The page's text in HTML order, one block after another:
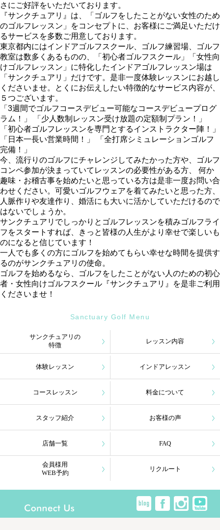
さにご好評をいただいております。
『サンクチュアリ』は、「ゴルフをしたことがない女性のため
のゴルフレッスン」をコンセプトに、お客様にご満足いただけ
るサービスを多数ご用意しております。
東京都内にはインドアゴルフスクール、ゴルフ練習場、ゴルフ
教室は数多くあるものの、「初心者ゴルフスクール」「女性向
けゴルフレッスン」に特化したインドアゴルフレッスン場は
「サンクチュアリ」だけです。是非一度体験レッスンにお越し
くださいませ。とくにお伝えしたい特徴的なサービス内容が、
５つございます。
「3週間でゴルフコースデビュー可能なコースデビュープログ
ラム！」 「少人数制レッスン受け放題の定額制プラン！」
「初心者ゴルフレッスンを専門とするインストラクター陣！」
「日本一長い営業時間！」 「全打席シミュレーションゴルフ
完備！」
今、流行りのゴルフにチャレンジしてみたかった方や、ゴルフ
コンペ参加が決まっていてレッスンの必要性がある方、 何か
趣味・お稽古事を始めたいと思っている方は是非一度お問い合
わせください。可愛いゴルフウェアを着てみたいと思った方、
人脈作りや友達作り、婚活にも大いに活かしていただけるので
はないでしょうか。
サンクチュアリでしっかりとゴルフレッスンを積みゴルフライ
フをスタートすれば、きっと皆様の人生がより幸せで楽しいも
のになると信じています！
一人でも多くの方にゴルフを始めてもらい幸せな時間を提供す
るのがサンクチュアリの使命。
ゴルフを始めるなら、ゴルフをしたことがない人のための初心
者・女性向けゴルフスクール『サンクチュアリ』を是非ご利用
くださいませ！
Sanctuary Golf Menu
サンクチュアリの
特徴
レッスン内容
体験レッスン インドアレッスン
コースレッスン 料金について
スタッフ紹介 お客様の声
店舗一覧 FAQ
会員様用
WEB予約
リクルート